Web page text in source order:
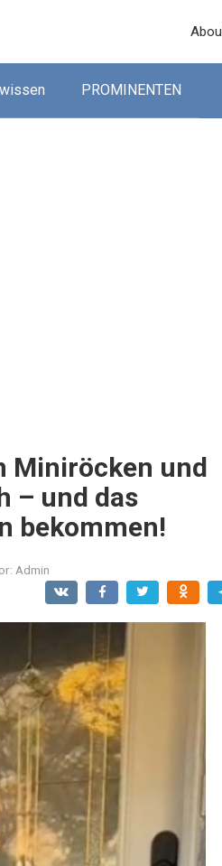
PROMINENTEN
Miniröcken und
– und das
bekommen!
Admin